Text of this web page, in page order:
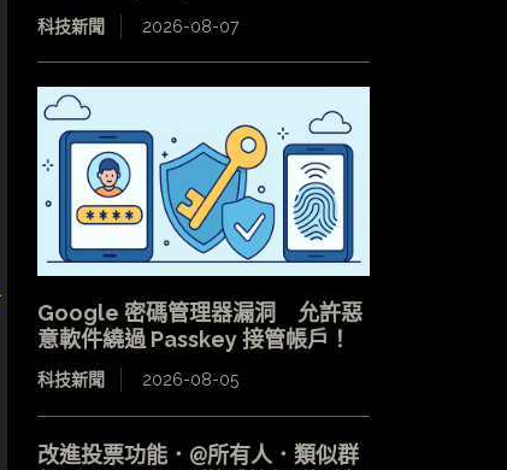
科技新聞 2026-08-07
Google 密碼管理器漏洞 允許惡
意軟件繞過 Passkey 接管帳戶！
科技新聞 2026-08-05
改進投票功能．@所有人．類似群